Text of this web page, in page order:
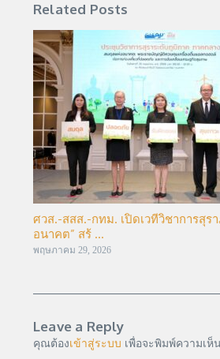
Related Posts
ศวส.-สสส.-กทม. เปิดเวทีวิชาการสุร
อนาคต” สร้ ...
พฤษภาคม 29, 2026
Leave a Reply
คุณต้องเข้าสู่ระบบ เพื่อจะพิมพ์ความเห็น